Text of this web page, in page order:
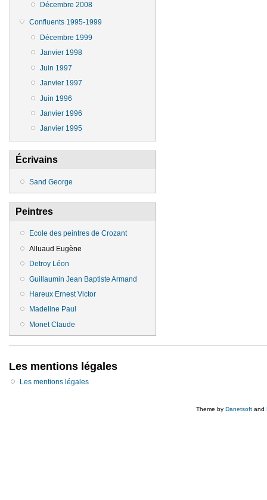
Décembre 2008
Confluents 1995-1999
Décembre 1999
Janvier 1998
Juin 1997
Janvier 1997
Juin 1996
Janvier 1996
Janvier 1995
Écrivains
Sand George
Peintres
Ecole des peintres de Crozant
Alluaud Eugène
Detroy Léon
Guillaumin Jean Baptiste Armand
Hareux Ernest Victor
Madeline Paul
Monet Claude
Les mentions légales
Les mentions légales
Theme by Danetsoft and